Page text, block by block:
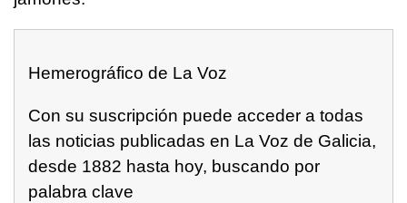
Hemerográfico de La Voz
Con su suscripción puede acceder a todas
las noticias publicadas en La Voz de Galicia,
desde 1882 hasta hoy, buscando por
palabra clave